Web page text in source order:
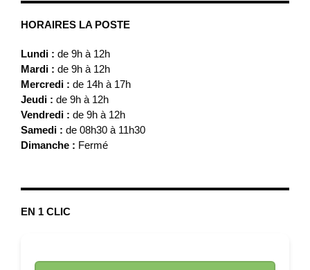
HORAIRES LA POSTE
Lundi : de 9h à 12h
Mardi : de 9h à 12h
Mercredi : de 14h à 17h
Jeudi : de 9h à 12h
Vendredi : de 9h à 12h
Samedi : de 08h30 à 11h30
Dimanche : Fermé
EN 1 CLIC